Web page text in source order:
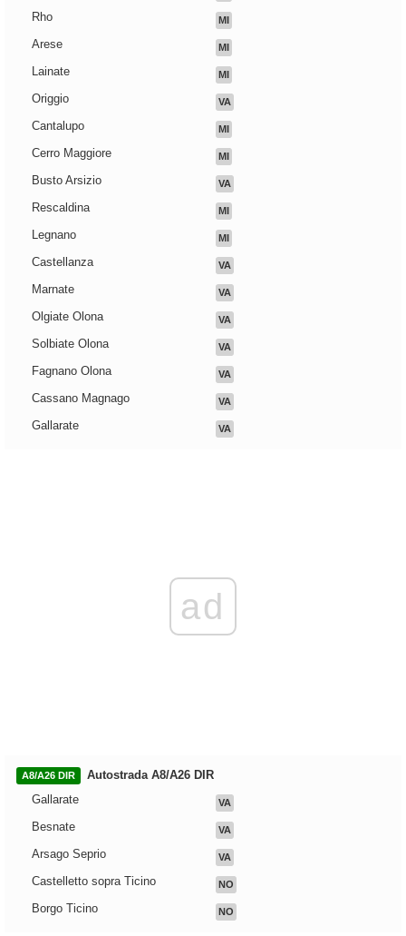
Rho MI
Arese MI
Lainate MI
Origgio VA
Cantalupo MI
Cerro Maggiore MI
Busto Arsizio VA
Rescaldina MI
Legnano MI
Castellanza VA
Marnate VA
Olgiate Olona VA
Solbiate Olona VA
Fagnano Olona VA
Cassano Magnago VA
Gallarate VA
ad
A8/A26 DIR
Autostrada A8/A26 DIR
Gallarate
VA
Besnate VA
Arsago Seprio VA
Castelletto sopra Ticino NO
Borgo Ticino NO